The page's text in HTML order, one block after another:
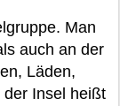
Man
auch an der
Läden,
der Insel heißt